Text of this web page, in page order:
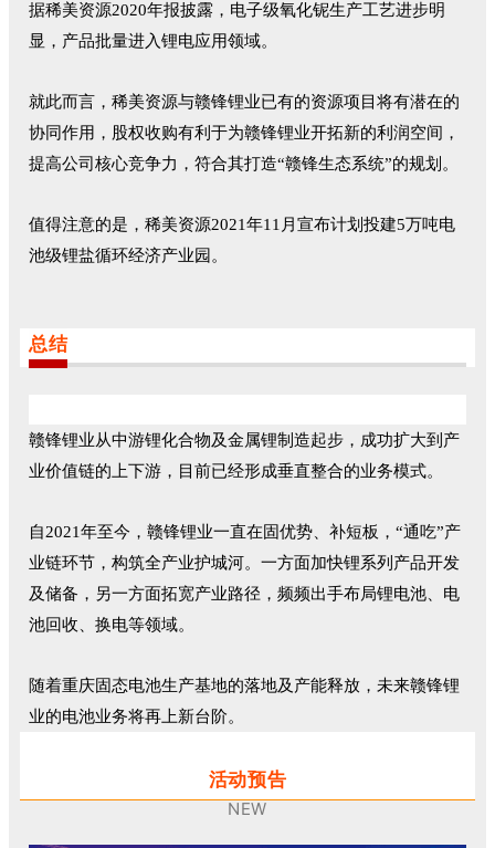
据稀美资源2020年报披露，电子级氧化铌生产工艺进步明
显，产品批量进入锂电应用领域。
就此而言，稀美资源与赣锋锂业已有的资源项目将有潜在的
协同作用，股权收购有利于为赣锋锂业开拓新的利润空间，
提高公司核心竞争力，符合其打造“赣锋生态系统”的规划。
值得注意的是，稀美资源2021年11月宣布计划投建5万吨电
池级锂盐循环经济产业园。
总结
赣锋锂业从中游锂化合物及金属锂制造起步，成功扩大到产
业价值链的上下游，目前已经形成垂直整合的业务模式。
自2021年至今，赣锋锂业一直在固优势、补短板，“通吃”产
业链环节，构筑全产业护城河。一方面加快锂系列产品开发
及储备，另一方面拓宽产业路径，频频出手布局锂电池、电
池回收、换电等领域。
随着重庆固态电池生产基地的落地及产能释放，未来赣锋锂
业的电池业务将再上新台阶。
活动预告
NEW